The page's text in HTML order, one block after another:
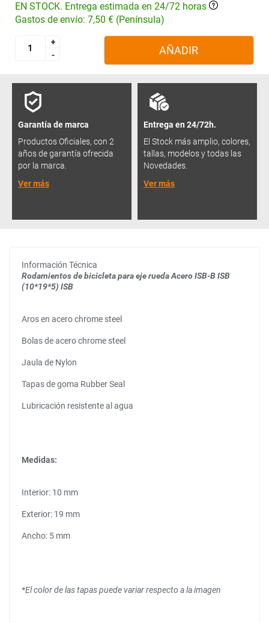
EN STOCK. Entrega estimada en 24/72 horas
Gastos de envío: 7,50 € (Península)
+
-
+
-
AÑADIR
Garantía de marca
Productos Oficiales, con 2
años de garantía ofrecida
por la marca.
Ver más
Entrega en 24/72h.
El Stock más amplio, colores,
tallas, modelos y todas las
Novedades.
Ver más
Información Técnica
Rodamientos de bicicleta para eje rueda Acero ISB-B ISB
(10*19*5) ISB
Aros en acero chrome steel
Bolas de acero chrome steel
Jaula de Nylon
Tapas de goma Rubber Seal
Lubricación resistente al agua
Medidas:
Interior: 10 mm
Exterior: 19 mm
Ancho: 5 mm
*El color de las tapas puede variar respecto a la imagen